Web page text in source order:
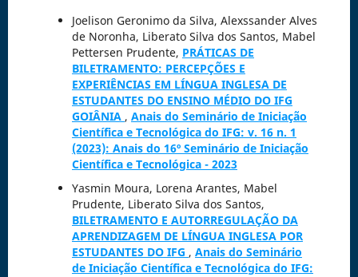
Joelison Geronimo da Silva, Alexssander Alves
de Noronha, Liberato Silva dos Santos, Mabel
Pettersen Prudente, PRÁTICAS DE
BILETRAMENTO: PERCEPÇÕES E
EXPERIÊNCIAS EM LÍNGUA INGLESA DE
ESTUDANTES DO ENSINO MÉDIO DO IFG
GOIÂNIA , Anais do Seminário de Iniciação
Científica e Tecnológica do IFG: v. 16 n. 1
(2023): Anais do 16º Seminário de Iniciação
Científica e Tecnológica - 2023
Yasmin Moura, Lorena Arantes, Mabel
Prudente, Liberato Silva dos Santos,
BILETRAMENTO E AUTORREGULAÇÃO DA
APRENDIZAGEM DE LÍNGUA INGLESA POR
ESTUDANTES DO IFG , Anais do Seminário
de Iniciação Científica e Tecnológica do IFG: